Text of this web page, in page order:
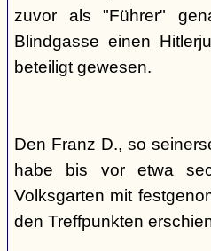
zuvor als "Führer"
Blindgasse einen
beteiligt gewesen.
Den Franz D., so
habe bis vor etwa
Volksgarten mit
den Treffpunkten